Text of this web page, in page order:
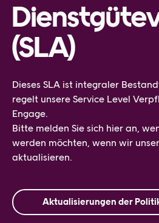
(SLA)
Dieses SLA ist integraler
regelt unsere Service Level
Engage.
Bitte melden Sie sich hier an,
werden möchten, wenn wir
aktualisieren.
Aktualisierungen der